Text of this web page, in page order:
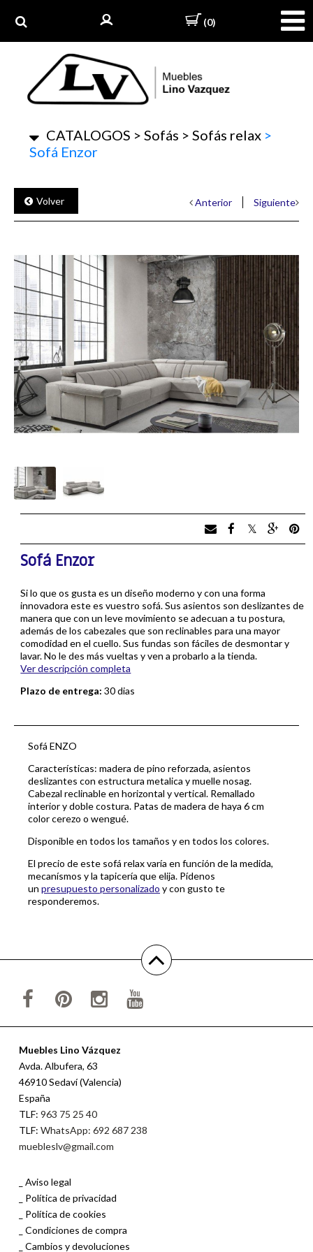
(0)
CATALOGOS > Sofás > Sofás relax >
Sofá Enzor
Volver Anterior Siguiente
Sofá Enzor
Si lo que os gusta es un diseño moderno y con una forma
innovadora este es vuestro sofá. Sus asientos son deslizantes de
manera que con un leve movimiento se adecuan a tu postura,
además de los cabezales que son reclinables para una mayor
comodidad en el cuello. Sus fundas son fáciles de desmontar y
lavar. No le des más vueltas y ven a probarlo a la tienda.
Ver descripción completa
Plazo de entrega: 30 dias
Sofá ENZO
Características: madera de pino reforzada, asientos
deslizantes con estructura metalica y muelle nosag.
Cabezal reclinable en horizontal y vertical. Remallado
interior y doble costura. Patas de madera de haya 6 cm
color cerezo o wengué.
Disponible en todos los tamaños y en todos los colores.
El precio de este sofá relax varía en función de la medida,
mecanísmos y la tapicería que elija. Pídenos
un presupuesto personalizado y con gusto te
responderemos.
Muebles Lino Vázquez
Avda. Albufera, 63
46910 Sedaví (Valencia)
España
TLF: 963 75 25 40
TLF: WhatsApp: 692 687 238
muebleslv@gmail.com
Aviso legal
Política de privacidad
Política de cookies
Condiciones de compra
Cambios y devoluciones